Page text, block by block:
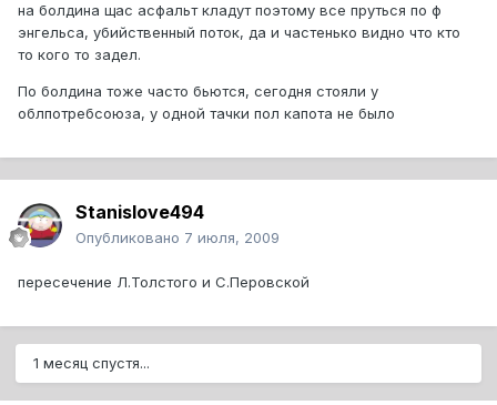
на болдина щас асфальт кладут поэтому все пруться по ф
энгельса, убийственный поток, да и частенько видно что кто
то кого то задел.
По болдина тоже часто бьются, сегодня стояли у
облпотребсоюза, у одной тачки пол капота не было
Stanislove494
Опубликовано 7 июля, 2009
пересечение Л.Толстого и С.Перовской
1 месяц спустя...